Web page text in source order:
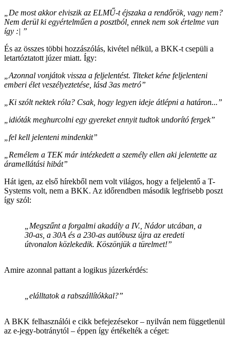
„De most akkor elviszik az ELMŰ-t éjszaka a rendőrök, vagy nem?
Nem derül ki egyértelműen a posztból, ennek nem sok értelme van
így :| ”
És az összes többi hozzászólás, kivétel nélkül, a BKK-t csepüli a
letartóztatott júzer miatt. Így:
„Azonnal vonjátok vissza a feljelentést. Titeket kéne feljelenteni
emberi élet veszélyeztetése, lásd 3as metró”
„Ki szólt nektek róla? Csak, hogy legyen ideje átlépni a határon...”
„idióták meghurcolni egy gyereket ennyit tudtok undorító fergek”
„fel kell jelenteni mindenkit”
„Remélem a TEK már intézkedett a személy ellen aki jelentette az
áramellátási hibát”
Hát igen, az első hírekből nem volt világos, hogy a feljelentő a T-
Systems volt, nem a BKK. Az időrendben második legfrisebb poszt
így szól:
„Megszűnt a forgalmi akadály a IV., Nádor utcában, a
30-as, a 30A és a 230-as autóbusz újra az eredeti
útvonalon közlekedik. Köszönjük a türelmet!”
Amire azonnal pattant a logikus júzerkérdés:
„elálltatok a rabszállítókkal?”
A BKK felhasználói e cikk befejezésekor – nyilván nem függetlenül
az e-jegy-botránytól – éppen így értékelték a céget: